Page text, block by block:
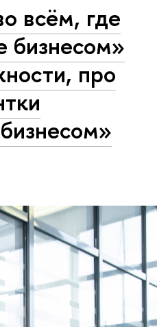
всём, где
бизнесом»
про